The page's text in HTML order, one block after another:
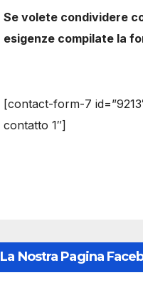
Se volete condividere
esigenze compilate la
[contact-form-7
contatto 1″]
La Nostra Pagina